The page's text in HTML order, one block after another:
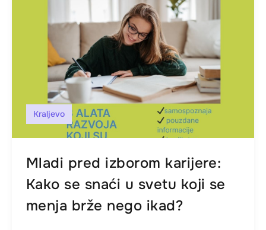
Kraljevo
Mladi pred izborom karijere:
Kako se snaći u svetu koji se
menja brže nego ikad?